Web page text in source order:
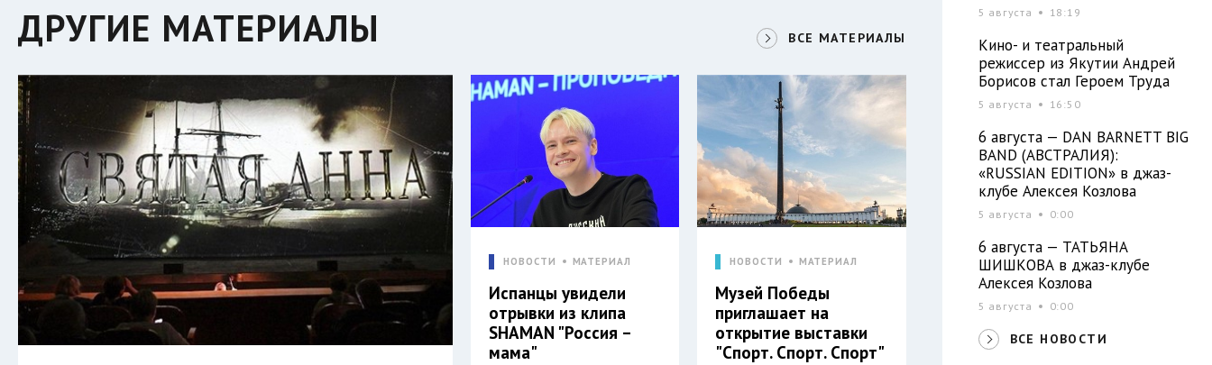
ДРУГИЕ МАТЕРИАЛЫ ВСЕ МАТЕРИАЛЫ
НОВОСТИ МАТЕРИАЛ
Испанцы увидели
отрывки из клипа
SHAMAN "Россия –
мама"
НОВОСТИ МАТЕРИАЛ
Музей Победы
приглашает на
открытие выставки
"Спорт. Спорт. Спорт"
5 августа 18:19
Кино- и театральный
режиссер из Якутии Андрей
Борисов стал Героем Труда
5 августа 16:50
6 августа — DAN BARNETT BIG
BAND (АВСТРАЛИЯ):
«RUSSIAN EDITION» в джаз-
клубе Алексея Козлова
5 августа 0:00
6 августа — ТАТЬЯНА
ШИШКОВА в джаз-клубе
Алексея Козлова
5 августа 0:00
ВСЕ НОВОСТИ